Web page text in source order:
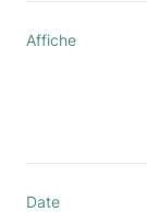
Affiche
Date